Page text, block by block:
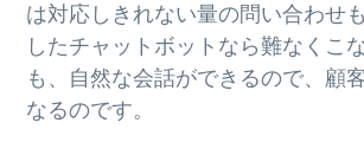
は対応しきれない量の問い合わせ
したチャットボットなら難なくこ
も、自然な会話ができるので、顧
なるのです。